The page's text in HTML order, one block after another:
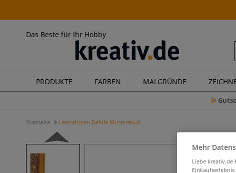
Das Beste für Ihr Hobby
PRODUKTE FARBEN MALGRÜNDE
Startseite Leerrahmen Dahlia Musterstück
Mehr
Liebe kreativ.de